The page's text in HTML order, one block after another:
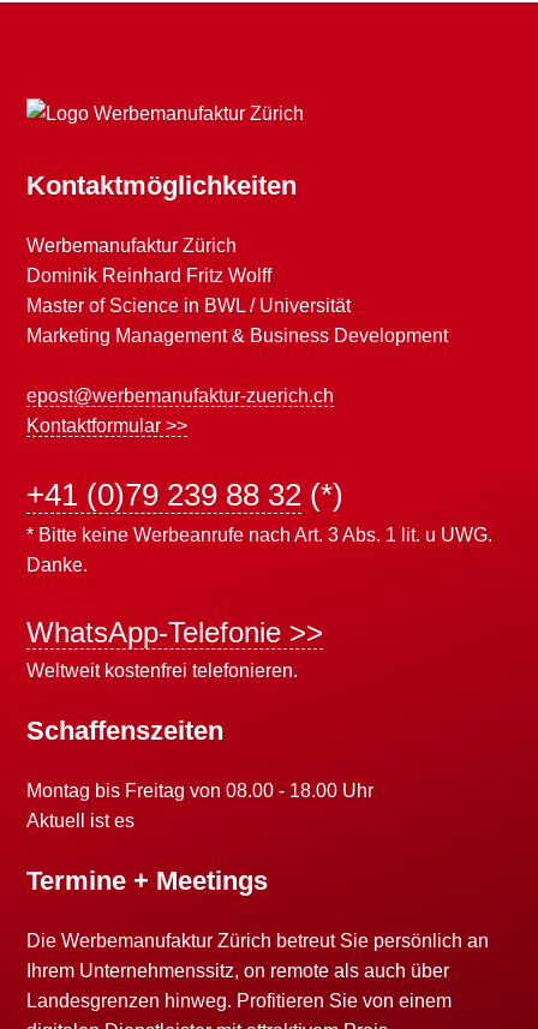
Kontaktmöglichkeiten
Werbemanufaktur Zürich
Dominik Reinhard Fritz Wolff
Master of Science in BWL / Universität
Marketing Management & Business Development
epost@werbemanufaktur-zuerich.ch
Kontaktformular >>
+41 (0)79 239 88 32 (*)
* Bitte keine Werbeanrufe nach Art. 3 Abs. 1 lit. u UWG.
Danke.
WhatsApp-Telefonie >>
Weltweit kostenfrei telefonieren.
Schaffenszeiten
Montag bis Freitag von 08.00 - 18.00 Uhr
Aktuell ist es
Termine + Meetings
Die Werbemanufaktur Zürich betreut Sie persönlich an
Ihrem Unternehmenssitz, on remote als auch über
Landesgrenzen hinweg. Profitieren Sie von einem